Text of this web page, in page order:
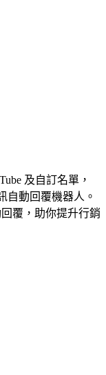
及自訂名單，
自動回覆機器人。
覆，助你提升行銷